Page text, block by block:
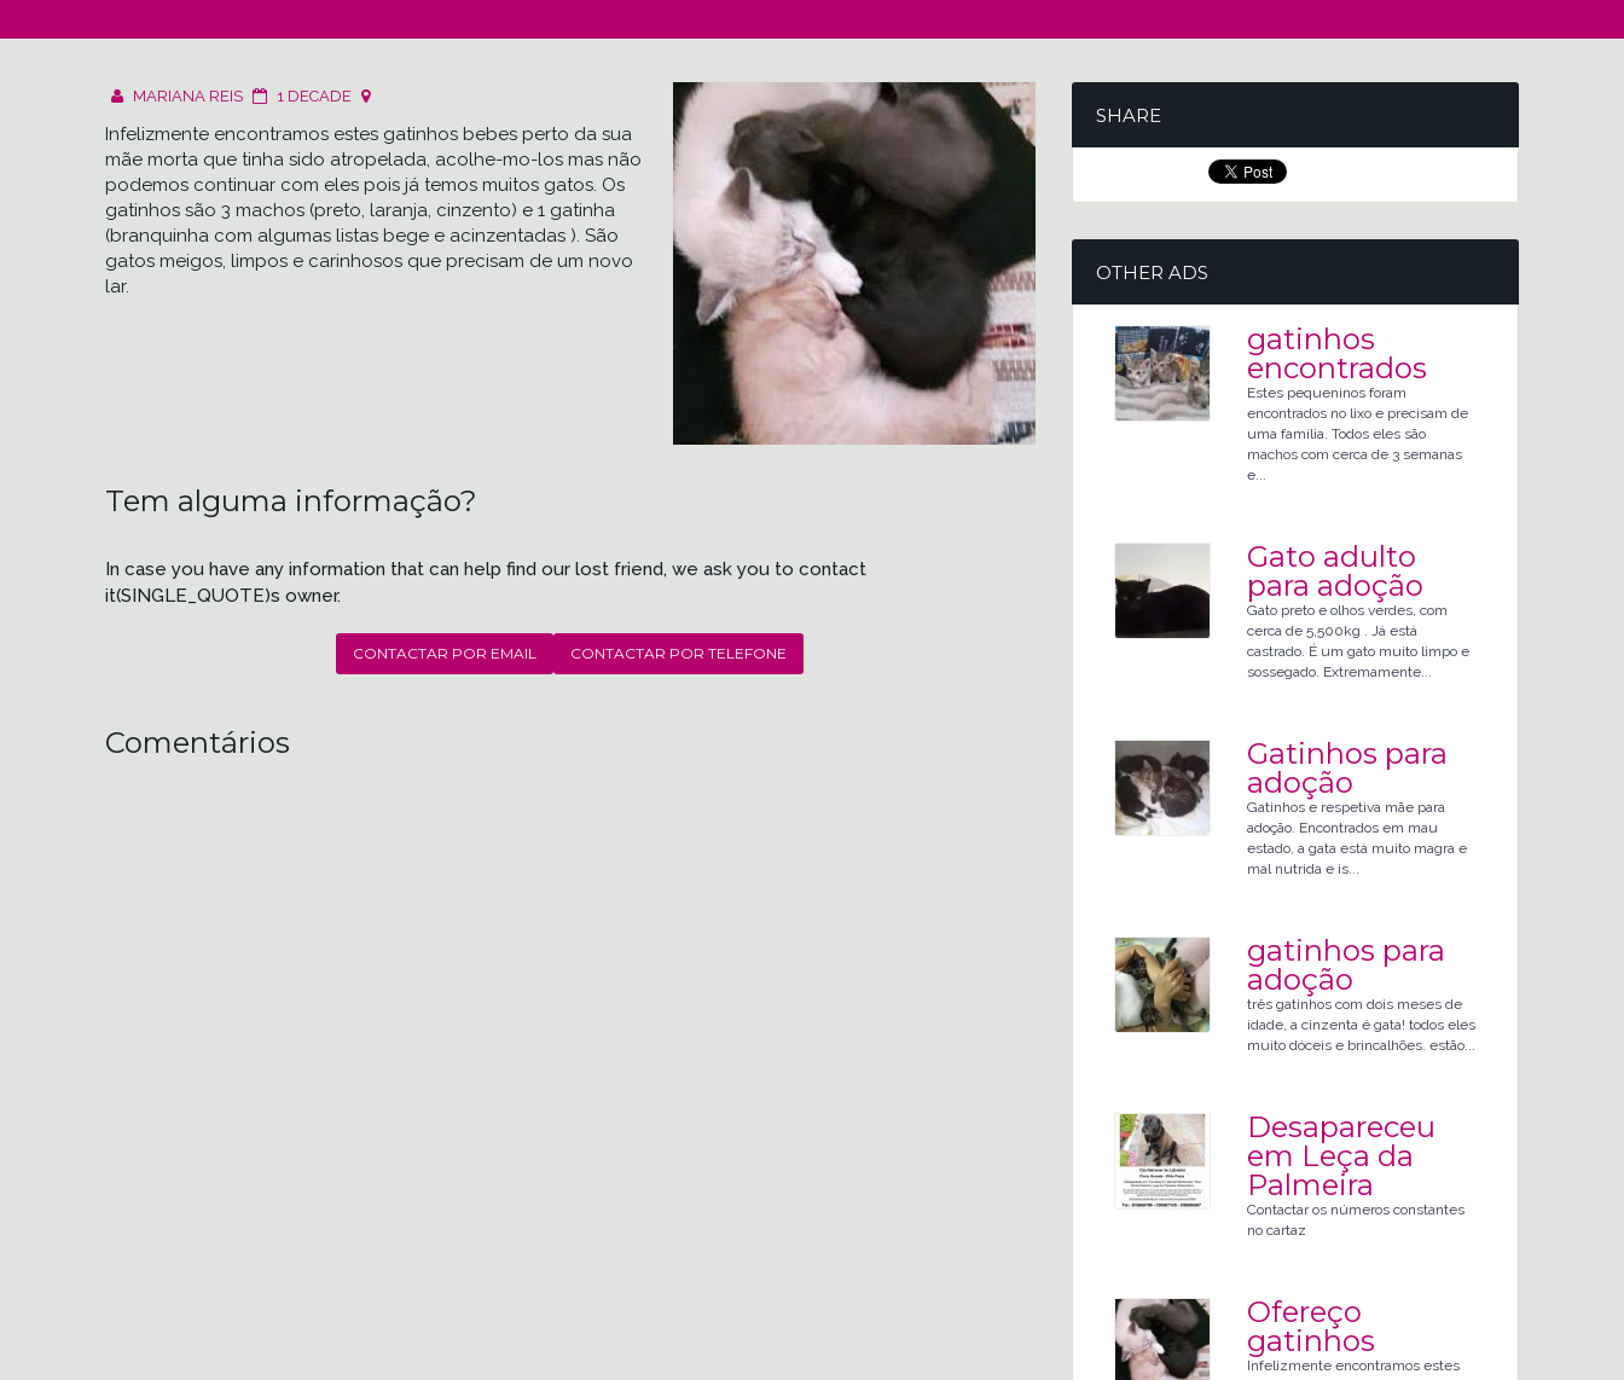
MARIANA REIS 1 DECADE
Infelizmente encontramos estes gatinhos bebes perto da sua
mãe morta que tinha sido atropelada, acolhe-mo-los mas não
podemos continuar com eles pois já temos muitos gatos. Os
gatinhos são 3 machos (preto, laranja, cinzento) e 1 gatinha
(branquinha com algumas listas bege e acinzentadas ). São
gatos meigos, limpos e carinhosos que precisam de um novo
lar.
Tem alguma informação?
In case you have any information that can help find our lost friend, we ask you to contact
it(SINGLE_QUOTE)s owner.
CONTACTAR POR EMAIL CONTACTAR POR TELEFONE
Comentários
SHARE
OTHER ADS
gatinhos
encontrados
Estes pequeninos foram
encontrados no lixo e precisam de
uma família. Todos eles são
machos com cerca de 3 semanas
e...
Gato adulto
para adoção
Gato preto e olhos verdes, com
cerca de 5,500kg . Já está
castrado. É um gato muito limpo e
sossegado. Extremamente...
Gatinhos para
adoção
Gatinhos e respetiva mãe para
adoção. Encontrados em mau
estado, a gata está muito magra e
mal nutrida e is...
gatinhos para
adoção
três gatinhos com dois meses de
idade, a cinzenta é gata! todos eles
muito dóceis e brincalhões. estão...
Desapareceu
em Leça da
Palmeira
Contactar os números constantes
no cartaz
Ofereço
gatinhos
Infelizmente encontramos estes